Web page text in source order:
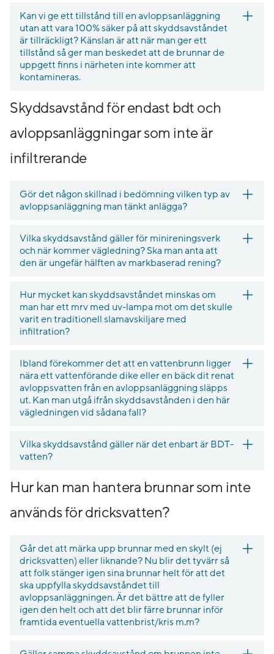
Kan vi ge ett tillstånd till en avloppsanläggning
utan att vara 100% säker på att skyddsavståndet
är tillräckligt? Känslan är att när man ger ett
tillstånd så ger man beskedet att de brunnar de
uppgett finns i närheten inte kommer att
kontamineras.
Skyddsavstånd för endast bdt och
avloppsanläggningar som inte är
infiltrerande
Gör det någon skillnad i bedömning vilken typ av
avloppsanläggning man tänkt anlägga?
Vilka skyddsavstånd gäller för minireningsverk
och när kommer vägledning? Ska man anta att
den är ungefär hälften av markbaserad rening?
Hur mycket kan skyddsavståndet minskas om
man har ett mrv med uv-lampa mot om det skulle
varit en traditionell slamavskiljare med
infiltration?
Ibland förekommer det att en vattenbrunn ligger
nära ett vattenförande dike eller en bäck dit renat
avloppsvatten från en avloppsanläggning släpps
ut. Kan man utgå ifrån skyddsavstånden i den här
vägledningen vid sådana fall?
Vilka skyddsavstånd gäller när det enbart är BDT-
vatten?
Hur kan man hantera brunnar som inte
används för dricksvatten?
Går det att märka upp brunnar med en skylt (ej
dricksvatten) eller liknande? Nu blir det tyvärr så
att folk stänger igen sina brunnar helt för att det
ska uppfylla skyddsavståndet till
avloppsanläggningen. Är det bättre att de fyller
igen den helt och att det blir färre brunnar inför
framtida eventuella vattenbrist/kris m.m?